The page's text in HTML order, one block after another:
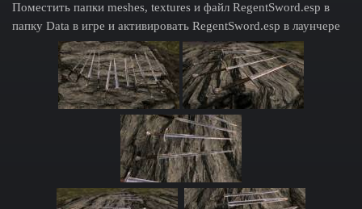
Поместить папки meshes, textures и файл RegentSword.esp в
папку Data в игре и активировать RegentSword.esp в лаунчере